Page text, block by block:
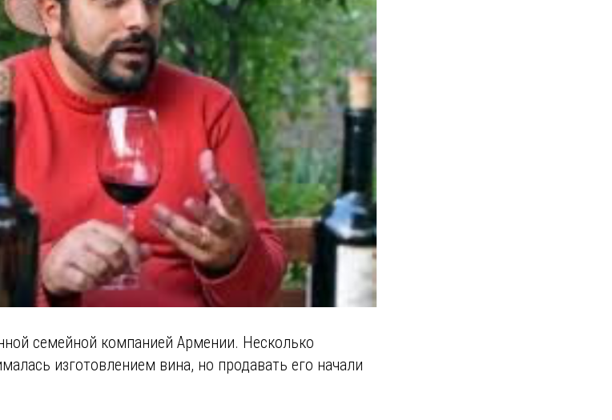
семейной компанией Армении. Несколько
изготовлением вина, но продавать его начали